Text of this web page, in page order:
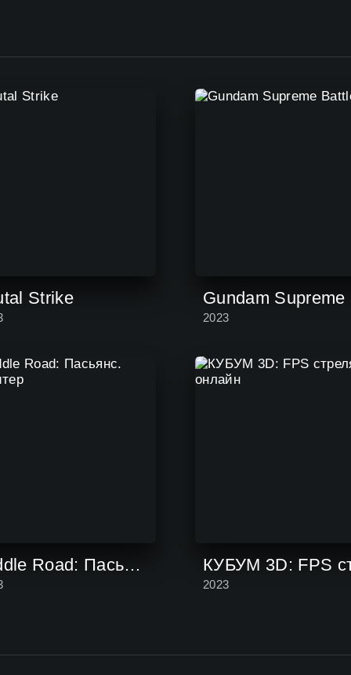
Strike
2023
Riddle Road: Пасьянс. Солитер
2023